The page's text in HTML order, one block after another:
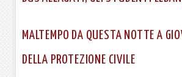
MALTEMPO DA QUESTA NOTTE A
DELLA PROTEZIONE CIVILE